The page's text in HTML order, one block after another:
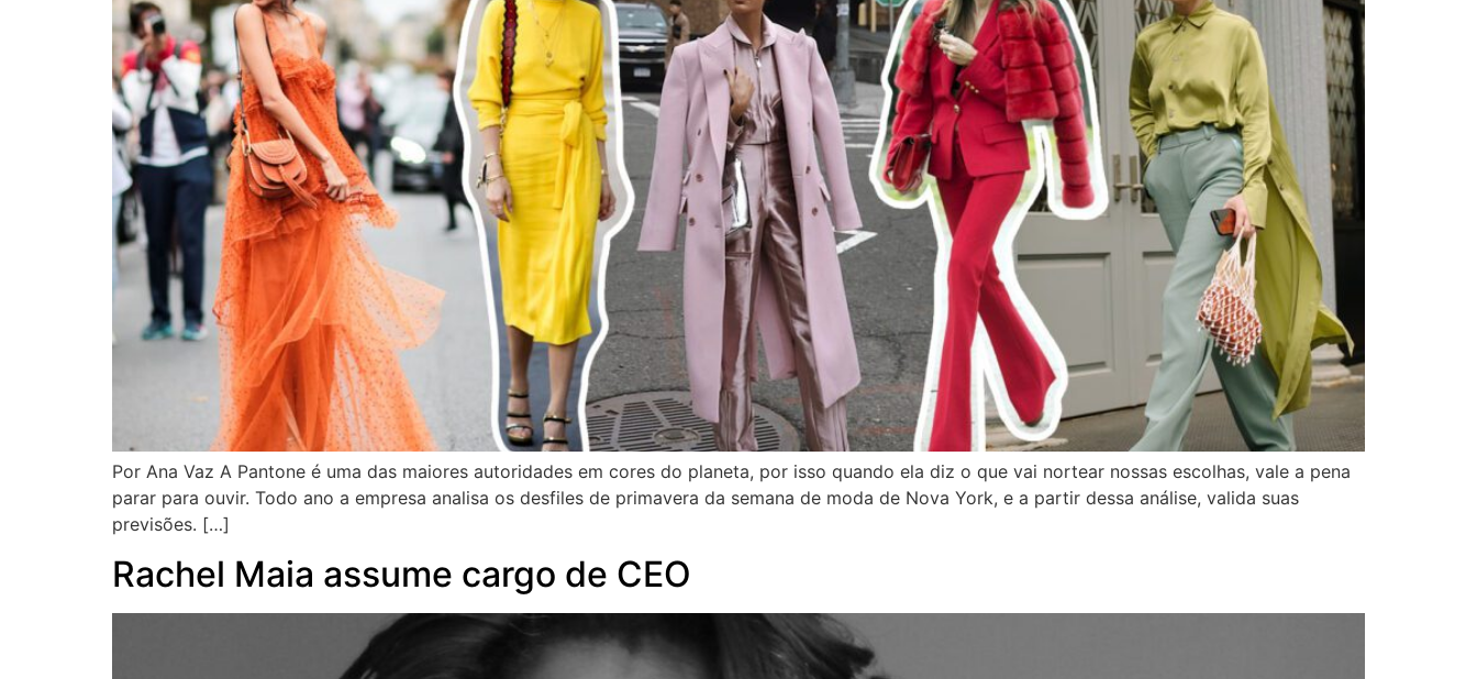
Por Ana Vaz A Pantone é uma das maiores autoridades em cores do planeta, por isso quando ela diz o que vai nortear nossas escolhas, vale a pena
parar para ouvir. Todo ano a empresa analisa os desfiles de primavera da semana de moda de Nova York, e a partir dessa análise, valida suas
previsões. […]
Rachel Maia assume cargo de CEO